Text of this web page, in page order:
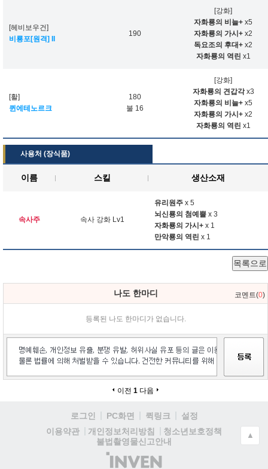
[헤비보우건]
비룡포[원격] II
190
[강화]
자화룡의 비늘+ x5
자화룡의 가시+ x2
독요조의 후대+ x2
자화룡의 역린 x1
[활]
퀸에테노르크
180
불 16
[강화]
자화룡의 견갑각x3
자화룡의 비늘+ x5
자화룡의 가시+ x2
자화룡의 역린 x1
사용처 (장식품)
이름 스킬 생산소재
속사주 속사 강화 Lv1
유리원주 x 5
뇌신룡의 첨예뿔 x 3
자화룡의 가시+ x 1
만악룡의 역린 x 1
목록으로
나도 한마디 코멘트(0)
등록된 나도 한마디가 없습니다.
이전 1 다음
로그인 PC화면 퀵링크
설정
이용약관
개인정보처리방침
청소년보호정책
불법촬영물신고안내
(주)
▲